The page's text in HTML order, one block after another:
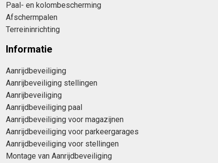
Paal- en kolombescherming
Afschermpalen
Terreininrichting
Informatie
Aanrijdbeveiliging
Aanrijbeveiliging stellingen
Aanrijbeveiliging
Aanrijdbeveiliging paal
Aanrijdbeveiliging voor magazijnen
Aanrijdbeveiliging voor parkeergarages
Aanrijdbeveiliging voor stellingen
Montage van Aanrijdbeveiliging